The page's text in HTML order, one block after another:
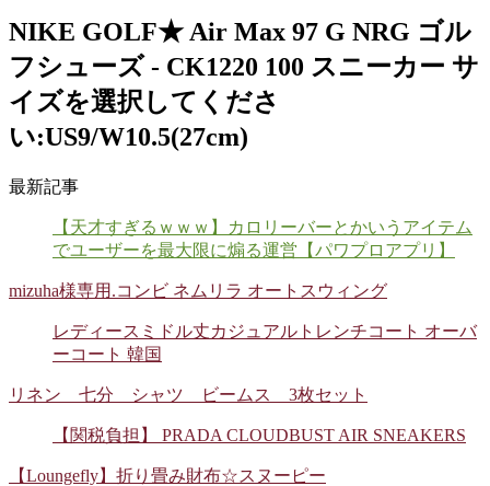
NIKE GOLF★ Air Max 97 G NRG ゴル
フシューズ - CK1220 100 スニーカー サ
イズを選択してくださ
い:US9/W10.5(27cm)
最新記事
【天才すぎるｗｗｗ】カロリーバーとかいうアイテム
でユーザーを最大限に煽る運営【パワプロアプリ】
mizuha様専用.コンビ ネムリラ オートスウィング
レディースミドル丈カジュアルトレンチコート オーバ
ーコート 韓国
リネン 七分 シャツ ビームス 3枚セット
【関税負担】 PRADA CLOUDBUST AIR SNEAKERS
【Loungefly】折り畳み財布☆スヌーピー